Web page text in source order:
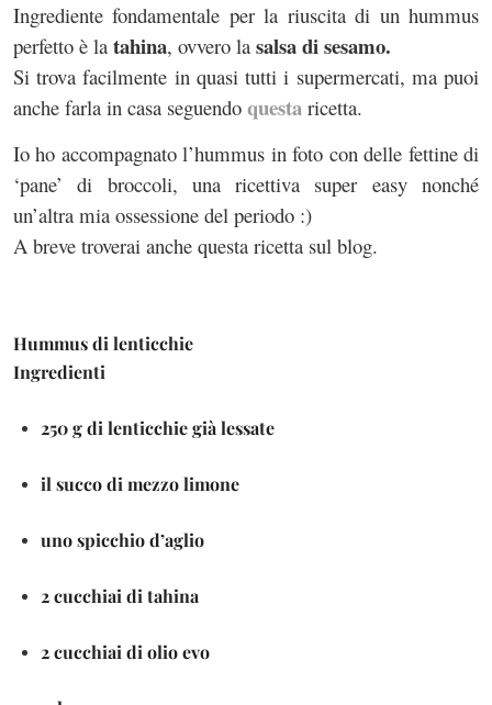
Ingrediente fondamentale per la riuscita di un hummus
perfetto è la tahina, ovvero la salsa di sesamo.
Si trova facilmente in quasi tutti i supermercati, ma puoi
anche farla in casa seguendo questa ricetta.
Io ho accompagnato l’hummus in foto con delle fettine di
‘pane’ di broccoli, una ricettiva super easy nonché
un’altra mia ossessione del periodo :)
A breve troverai anche questa ricetta sul blog.
Hummus di lenticchie
Ingredienti
250 g di lenticchie già lessate
il succo di mezzo limone
uno spicchio d’aglio
2 cucchiai di tahina
2 cucchiai di olio evo